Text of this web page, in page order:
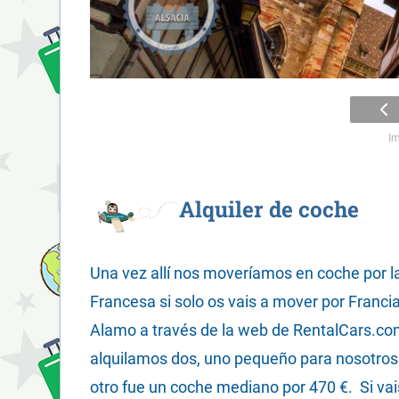
Alquiler de coche
Una vez allí nos moveríamos en coche por
Francesa si solo os vais a mover por
Alamo a través de la web de
alquilamos dos, uno pequeño para
otro fue un coche mediano por 470 €. Si